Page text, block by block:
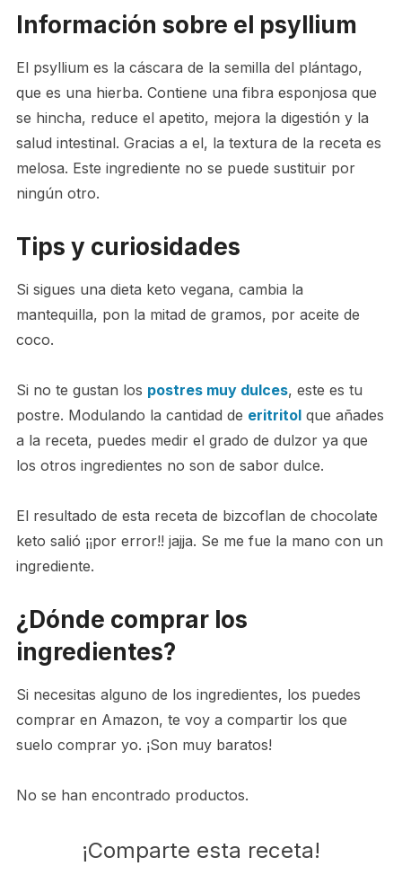
Información sobre el psyllium
El psyllium es la cáscara de la semilla del plántago,
que es una hierba. Contiene una fibra esponjosa que
se hincha, reduce el apetito, mejora la digestión y la
salud intestinal. Gracias a el, la textura de la receta es
melosa. Este ingrediente no se puede sustituir por
ningún otro.
Tips y curiosidades
Si sigues una dieta keto vegana, cambia la
mantequilla, pon la mitad de gramos, por aceite de
coco.
Si no te gustan los postres muy dulces, este es tu
postre. Modulando la cantidad de eritritolque añades
a la receta, puedes medir el grado de dulzor ya que
los otros ingredientes no son de sabor dulce.
El resultado de esta receta de bizcoflan de chocolate
keto salió ¡¡por error!! jajja. Se me fue la mano con un
ingrediente.
¿Dónde comprar los
ingredientes?
Si necesitas alguno de los ingredientes, los puedes
comprar en Amazon, te voy a compartir los que
suelo comprar yo. ¡Son muy baratos!
No se han encontrado productos.
¡Comparte esta receta!